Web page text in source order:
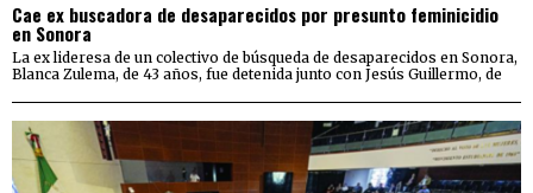
Cae ex buscadora de desaparecidos por presunto feminicidio
en Sonora
La ex lideresa de un colectivo de búsqueda de desaparecidos en Sonora,
Blanca Zulema, de 43 años, fue detenida junto con Jesús Guillermo, de